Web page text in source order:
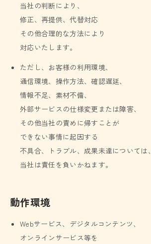
当社の判断により、
修正、再提供、代替対応
その他合理的な方法により
対応いたします。
ただし、お客様の利用環境、
通信環境、操作方法、確認遅延、
情報不足、素材不備、
外部サービスの仕様変更または障害、
その他当社の責めに帰すことが
できない事情に起因する
不具合、トラブル、成果未達については、
当社は責任を負いかねます。
動作環境
Webサービス、デジタルコンテンツ、
オンラインサービス等を